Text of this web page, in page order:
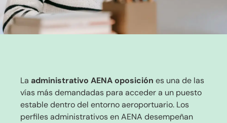
La administrativo AENA oposición es una de las
vías más demandadas para acceder a un puesto
estable dentro del entorno aeroportuario. Los
perfiles administrativos en AENA desempeñan